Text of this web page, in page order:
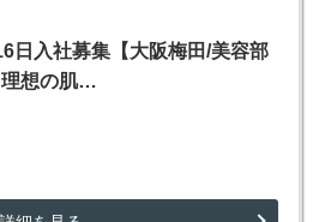
日入社募集【大阪梅田/美容部
理想の肌…